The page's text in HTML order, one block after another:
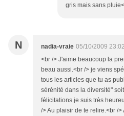
gris mais sans
N nadia-vraie 05/10/2009 23:02
<br /> J'aime beaucoup la
beau aussi.<br /> je viens
tous les articles que tu as
sérénité dans la diversité"
félicitations.je suis très
/> Au plaisir de te relire.<br /